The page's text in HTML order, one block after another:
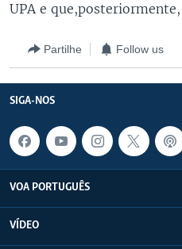
paraBRASIL
DOSSIERS ESPECIAIS
DESPORTO
VOA 60 CLIMA
VOA60 MUNDO
PASSADEIRA VERMELHA
Línguas
UPA e
Partilhe Follow us
SIGA-NOS
VOA PORTUGUÊS
VÍDEO